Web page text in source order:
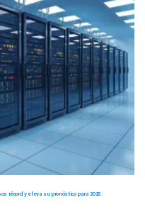
récord y eleva su pronóstico para 2026